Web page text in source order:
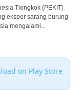
Tiongkok (PEKIT)
ekspor sarang burung
mengalami...